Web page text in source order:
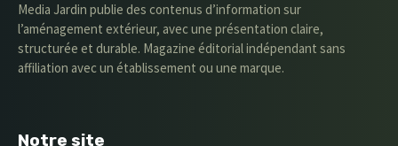
Media Jardin publie des contenus d’information sur
l’aménagement extérieur, avec une présentation claire,
structurée et durable. Magazine éditorial indépendant sans
affiliation avec un établissement ou une marque.
Notre site